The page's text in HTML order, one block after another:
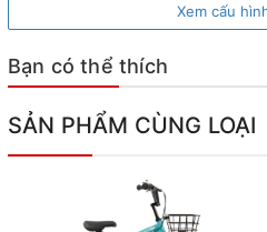
Ảnh bộ phận xe
Xem cấu
Bạn có thể thích
SẢN PHẨM CÙNG LOẠI